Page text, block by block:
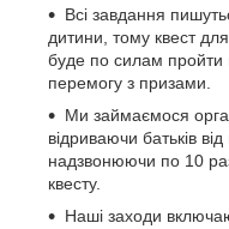
Всі завдання
дитини, тому квест
буде по силам пройти
перемогу з призами.
Ми займаємося
відриваючи батьків
надзвонюючи по 10
квесту.
Наші заходи